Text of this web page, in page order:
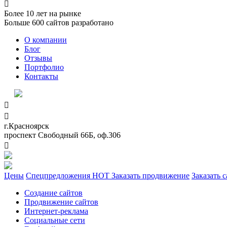

Более 10 лет на рынке
Больше 600 сайтов разработано
О компании
Блог
Отзывы
Портфолио
Контакты


г.Красноярск
проспект Свободный 66Б, оф.306

Цены Спецпредложения HOT Заказать продвижение Заказать
Создание сайтов
Продвижение сайтов
Интернет-реклама
Социальные сети